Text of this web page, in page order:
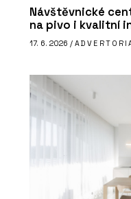
Návštěvnické
na pivo i kvalitní
17. 6. 2026 /